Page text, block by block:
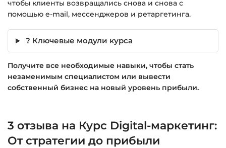
чтобы клиенты возвращались снова и снова с
помощью e-mail, мессенджеров и ретаргетинга.
? Ключевые модули курса
Получите все необходимые навыки, чтобы стать
незаменимым специалистом или вывести
собственный бизнес на новый уровень прибыли.
3 отзыва на Курс Digital-маркетинг:
От стратегии до прибыли